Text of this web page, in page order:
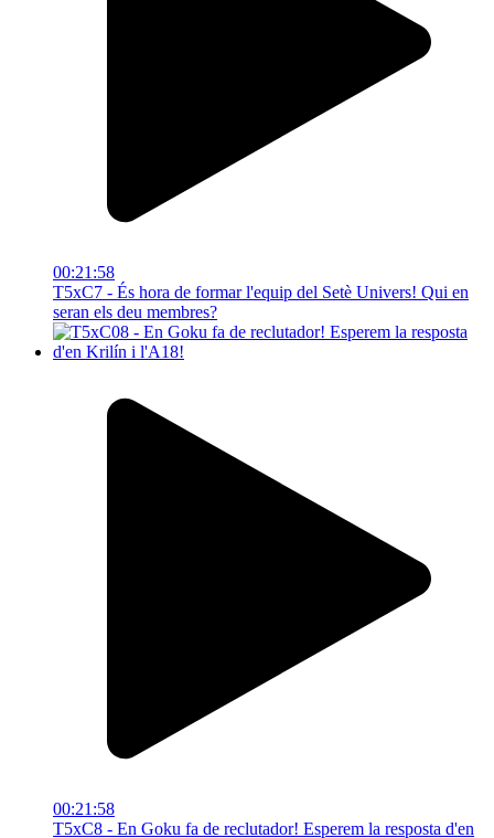
00:21:58
T5xC7 - És hora de formar l'equip del Setè Univers! Qui en
seran els deu membres?
00:21:58
T5xC8 - En Goku fa de reclutador! Esperem la resposta d'en